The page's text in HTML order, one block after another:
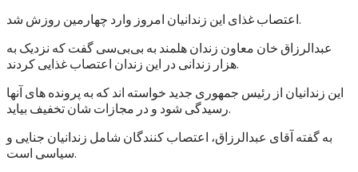
اعتصاب غذای این زندانیان امروز وارد چهارمین روزش شد.
عبدالرزاق خان معاون زندان هلمند به بی‌بی‌سی گفت که نزدیک به
هزار زندانی در این زندان اعتصاب غذایی کردند.
این زندانیان از رئیس جمهوری جدید خواسته اند که به پرونده های آنها
رسیدگی شود و در مجازات شان تخفیف بیاید.
به گفته آقای عبدالرزاق، اعتصاب کنندگان شامل زندانیان جنایی و
سیاسی است.